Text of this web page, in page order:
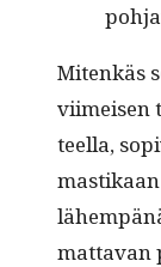
Mitenkäs
viimeisen
teel­la,
mat­ta­van